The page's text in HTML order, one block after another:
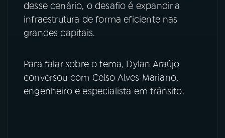
TikTok
desse cenário, o desafio é expandir a
infraestrutura de forma eficiente nas
grandes capitais.
Para falar sobre o tema, Dylan Araújo
conversou com Celso Alves Mariano,
engenheiro e especialista em trânsito.